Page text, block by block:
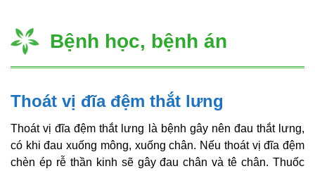
Bệnh học, bệnh án
Thoát vị đĩa đệm thắt lưng
Thoát vị đĩa đệm thắt lưng là bệnh gây nên đau thắt lưng,
có khi đau xuống mông, xuống chân. Nếu thoát vị đĩa đệm
chèn ép rễ thần kinh sẽ gây đau chân và tê chân. Thuốc